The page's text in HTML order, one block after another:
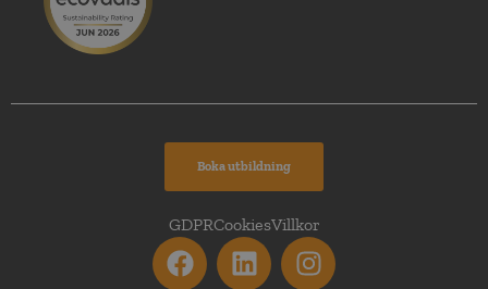
Boka utbildning
GDPRCookiesVillkor